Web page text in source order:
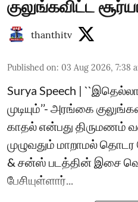
குலுங்கவிட்ட
thanthitv
Published on: 03 Aug 2026, 7:38
Surya Speech |
முடியும்’’- அரங்கை
காதல் என்பது திருமணம்
முழுவதும் மாறாமல்
& சன்ஸ் படத்தின் இசை
பேசியுள்ளார்...